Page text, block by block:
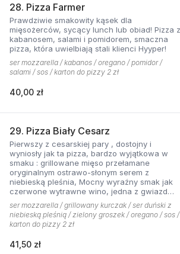
28. Pizza Farmer
Prawdziwie smakowity kąsek dla
mięsożerców, sycący lunch lub obiad! Pizza z
kabanosem, salami i pomidorem, smaczna
pizza, która uwielbiają stali klienci Hyyper!
ser mozzarella / kabanos / oregano / pomidor /
salami / sos / karton do pizzy 2 zł
40,00 zł
29. Pizza Biały Cesarz
Pierwszy z cesarskiej pary , dostojny i
wyniosły jak ta pizza, bardzo wyjątkowa w
smaku : grillowane mięso przełamane
oryginalnym ostrawo-słonym serem z
niebieską pleśnia, Mocny wyraźny smak jak
czerwone wytrawne wino, jedna z gwiazd
kolekcji pizzerii Hyyper.
ser mozzarella / grillowany kurczak / ser duński z
niebieską pleśnią / zielony groszek / oregano / sos /
karton do pizzy 2 zł
41,50 zł